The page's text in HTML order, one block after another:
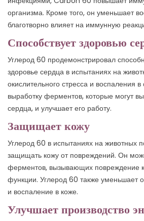
организма. Кроме того, он уменьшает
благотворно влияет на иммунную
Способствует здоровью
Углерод 60 продемонстрировал
здоровье сердца в испытаниях на
окислительного стресса и воспаления
выработку ферментов, которые могут
сердца, и улучшает его работу.
Защищает кожу
Углерод 60 в испытаниях на животных
защищать кожу от повреждений. Он
ферментов, вызывающих повреждение
функции. Углерод 60 также уменьшает
и воспаление в коже.
Улучшает производство